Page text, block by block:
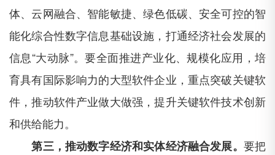
体、云网融合、智能敏捷、绿色低碳、安全可控的智
能化综合性数字信息基础设施，打通经济社会发展的
信息“大动脉”。要全面推进产业化、规模化应用，培
育具有国际影响力的大型软件企业，重点突破关键软
件，推动软件产业做大做强，提升关键软件技术创新
和供给能力。
第三，推动数字经济和实体经济融合发展。 要把